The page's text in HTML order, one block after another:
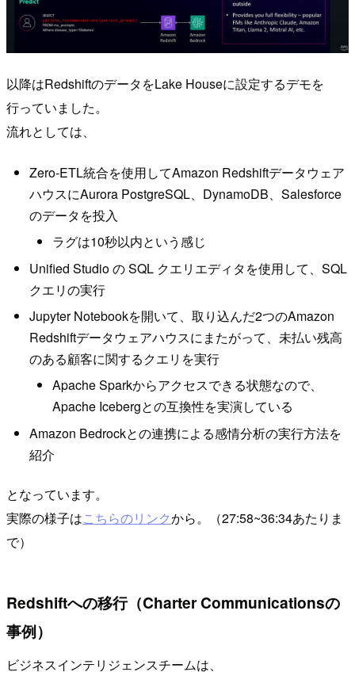
以降はRedshiftのデータをLake Houseに設定するデモを
行っていました。
流れとしては、
Zero-ETL統合を使用してAmazon Redshiftデータウェア
ハウスにAurora PostgreSQL、DynamoDB、Salesforce
のデータを投入
ラグは10秒以内という感じ
Unified Studio の SQL クエリエディタを使用して、SQL
クエリの実行
Jupyter Notebookを開いて、取り込んだ2つのAmazon
Redshiftデータウェアハウスにまたがって、未払い残高
のある顧客に関するクエリを実行
Apache Sparkからアクセスできる状態なので、
Apache Icebergとの互換性を実演している
Amazon Bedrockとの連携による感情分析の実行方法を
紹介
となっています。
実際の様子はこちらのリンクから。（27:58~36:34あたりま
で）
Redshiftへの移行（Charter Communicationsの
事例）
ビジネスインテリジェンスチームは、